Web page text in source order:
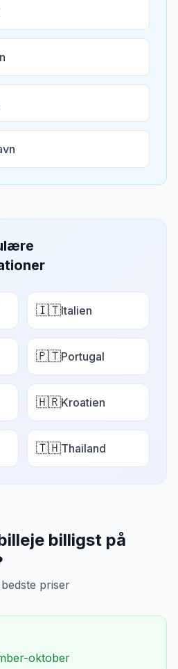
🇮🇹Italien
🇵🇹Portugal
🇭🇷Kroatien
🇹🇭Thailand
billigst på
priser
oktober